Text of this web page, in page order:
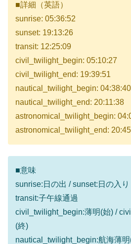
■詳細（英語）
sunrise: 05:36:52
sunset: 19:13:26
transit: 12:25:09
civil_twilight_begin: 05:10:27
civil_twilight_end: 19:39:51
nautical_twilight_begin: 04:38:40
nautical_twilight_end: 20:11:38
astronomical_twilight_begin:
astronomical_twilight_end:
■意味
sunrise:日の出 / sunset:日の入り
transit:子午線通過
civil_twilight_begin:薄明(始) /
(終)
nautical_twilight_begin:航海薄明